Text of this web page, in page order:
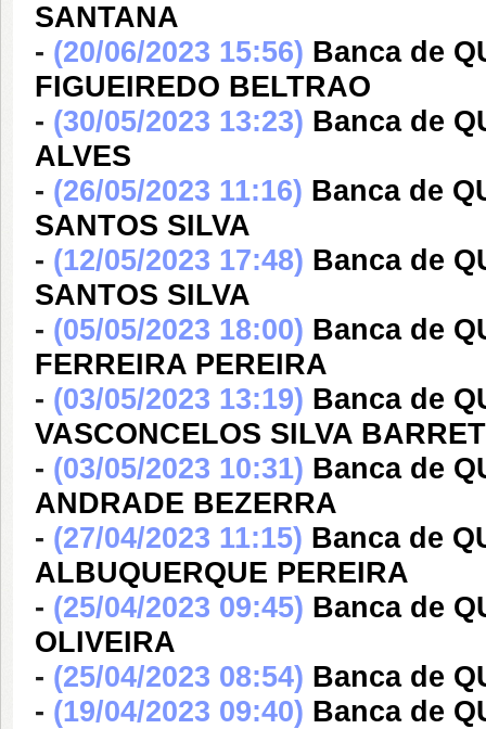
SANTANA
- (20/06/2023 15:56) Banca de
FIGUEIREDO BELTRAO
- (30/05/2023 13:23) Banca de
ALVES
- (26/05/2023 11:16) Banca de
SANTOS SILVA
- (12/05/2023 17:48) Banca de
SANTOS SILVA
- (05/05/2023 18:00) Banca de
FERREIRA PEREIRA
- (03/05/2023 13:19) Banca de
VASCONCELOS SILVA
- (03/05/2023 10:31) Banca de
ANDRADE BEZERRA
- (27/04/2023 11:15) Banca de
ALBUQUERQUE PEREIRA
- (25/04/2023 09:45) Banca de
OLIVEIRA
- (25/04/2023 08:54) Banca de
- (19/04/2023 09:40) Banca de